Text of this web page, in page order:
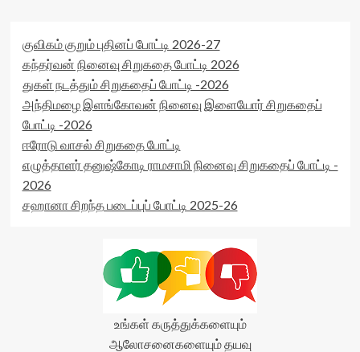
</div>
data-
rater-
readonly='true'
data-
readonly-
attribute='true'
</div>
<span
stars-
title-
</span>
</div>
குவிகம் குறும் புதினப் போட்டி 2026-27
கந்தர்வன் நினைவு சிறுகதை போட்டி 2026
துகள் நடத்தும் சிறுகதைப் போட்டி -2026
அந்திமழை இளங்கோவன் நினைவு இளையோர் சிறுகதைப்
போட்டி -2026
ஈரோடு வாசல் சிறுகதை போட்டி
எழுத்தாளர் தனுஷ்கோடி ராமசாமி நினைவு சிறுகதைப் போட்டி -
2026
சஹானா சிறந்த படைப்புப் போட்டி 2025-26
உங்கள் கருத்துக்களையும்
ஆலோசனைகளையும் தயவு